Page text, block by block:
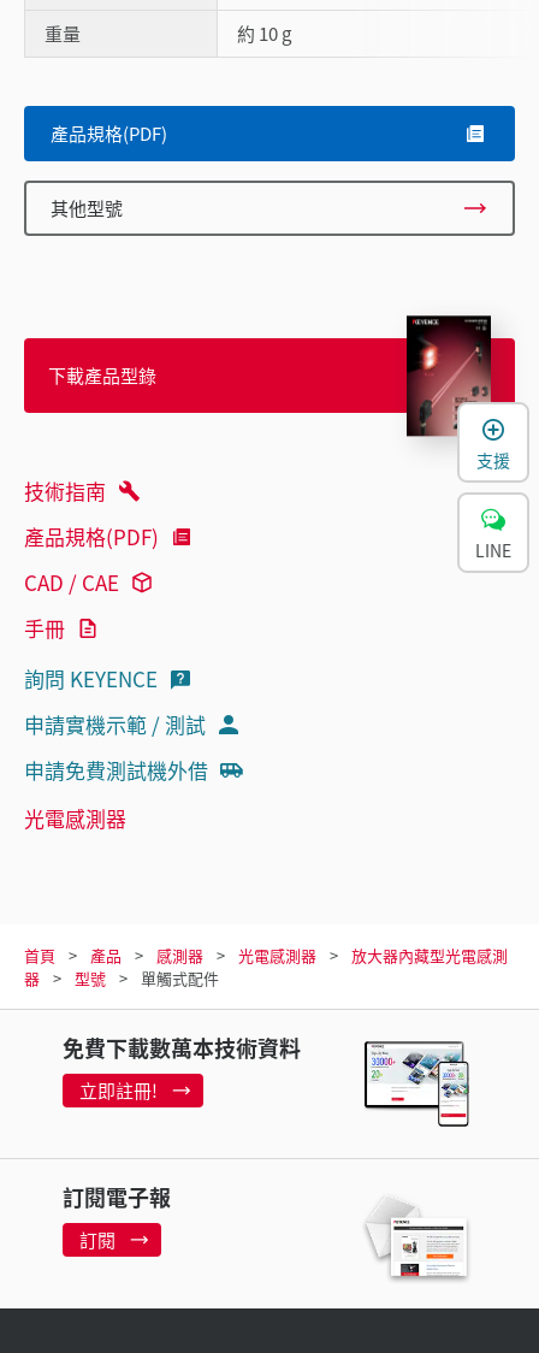
重量
約 10 g
產品規格(PDF)
其他型號
下載產品型錄
技術指南
產品規格(PDF)
CAD / CAE
手冊
詢問 KEYENCE
申請實機示範 / 測試
申請免費測試機外借
光電感測器
首頁 產品 感測器 光電感測器
放大器內藏型光電感測
器
型號 單觸式配件
免費下載數萬本技術資料
立即註冊!
訂閱電子報
訂閱
支援
LINE